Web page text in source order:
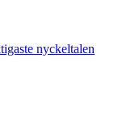
nyckeltalen